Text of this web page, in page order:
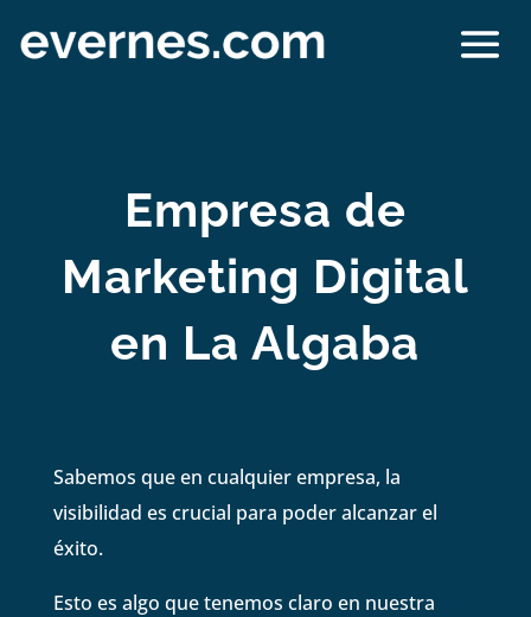
Empresa de
Marketing Digital
en La Algaba
Sabemos que en cualquier empresa, la
visibilidad es crucial para poder alcanzar el
éxito.
Esto es algo que tenemos claro en nuestra